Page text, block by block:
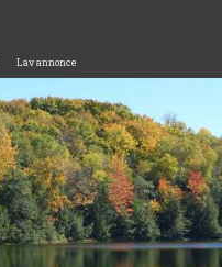
Lav annonce